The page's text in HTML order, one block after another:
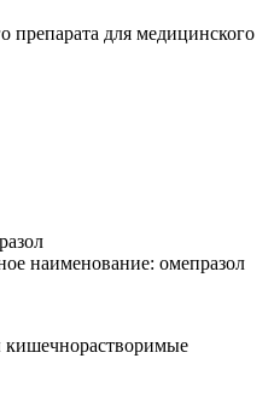
препарата для медицинского
наименование: омепразол
кишечнорастворимые